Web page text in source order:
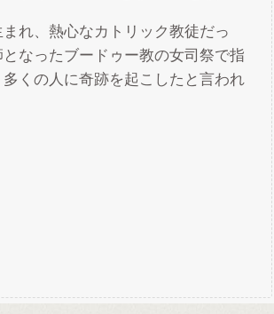
れ、熱心なカトリック教徒だっ
なったブードゥー教の女司祭で指
くの人に奇跡を起こしたと言われ